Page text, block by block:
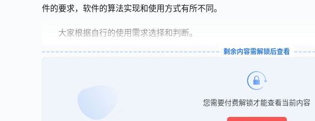
件的要求，软件的算法实现和使用方式有所不同。
大家根据自行的使用需求选择和判断。
剩余内容需解锁后查看
您需要付费解锁才能查看当前内容